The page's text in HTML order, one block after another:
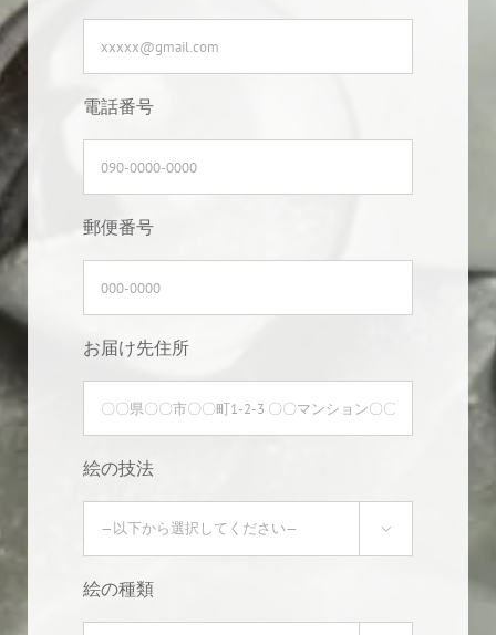
電話番号
郵便番号
お届け先住所
絵の技法

絵の種類